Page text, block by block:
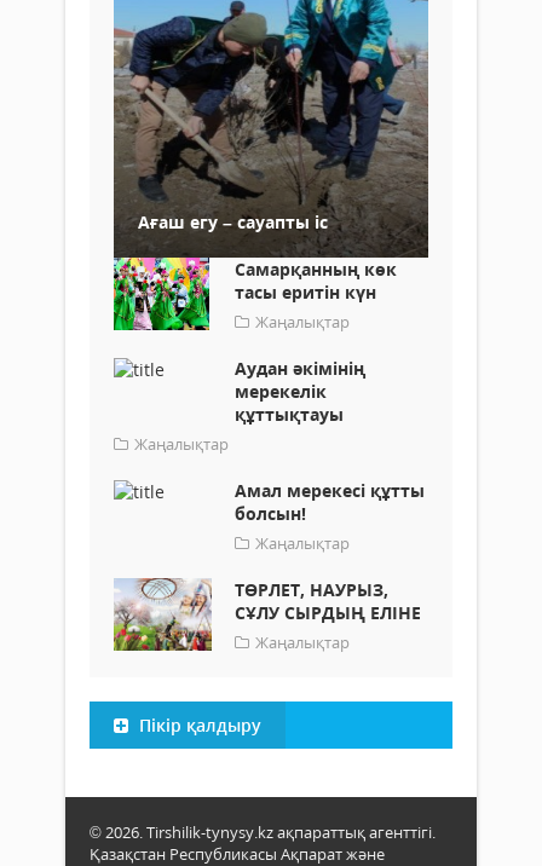
Ағаш егу – сауапты іс
Самарқанның көк
тасы еритін күн
Жаңалықтар
Аудан әкімінің
мерекелік
құттықтауы
Жаңалықтар
Амал мерекесі құтты
болсын!
Жаңалықтар
ТӨРЛЕТ, НАУРЫЗ,
СҰЛУ СЫРДЫҢ ЕЛІНЕ
Жаңалықтар
Пікір қалдыру
© 2026. Tirshilik-tynysy.kz ақпараттық агенттігі.
Қазақстан Республикасы Ақпарат және